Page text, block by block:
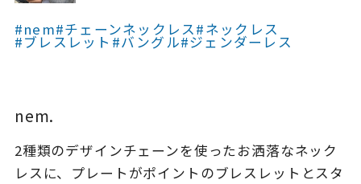
着用シーン
レディース
リングサイズ
#nem#チェーンネックレス#ネックレス
#ブレスレット#バングル#ジェンダーレス
nem.
2種類のデザインチェーンを使ったお洒落なネック
レスに、プレートがポイントのブレスレットとスタ